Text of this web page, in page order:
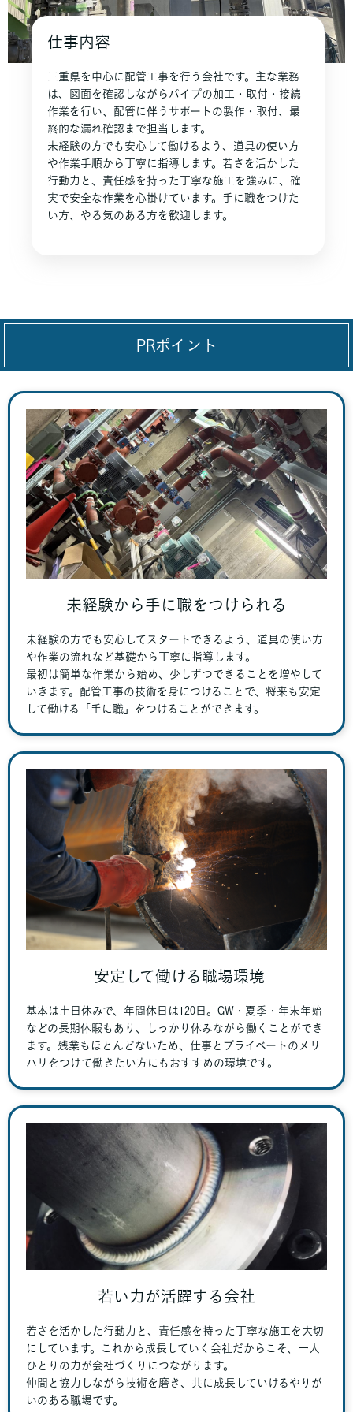
仕事内容
三重県を中心に配管工事を行う会社です。主な業務
は、図面を確認しながらパイプの加工・取付・接続
作業を行い、配管に伴うサポートの製作・取付、最
終的な漏れ確認まで担当します。
未経験の方でも安心して働けるよう、道具の使い方
や作業手順から丁寧に指導します。若さを活かした
行動力と、責任感を持った丁寧な施工を強みに、確
実で安全な作業を心掛けています。手に職をつけた
い方、やる気のある方を歓迎します。
PRポイント
未経験から手に職をつけられる
未経験の方でも安心してスタートできるよう、道具の使い方
や作業の流れなど基礎から丁寧に指導します。
最初は簡単な作業から始め、少しずつできることを増やして
いきます。配管工事の技術を身につけることで、将来も安定
して働ける「手に職」をつけることができます。
安定して働ける職場環境
基本は土日休みで、年間休日は120日。GW・夏季・年末年始
などの長期休暇もあり、しっかり休みながら働くことができ
ます。残業もほとんどないため、仕事とプライベートのメリ
ハリをつけて働きたい方にもおすすめの環境です。
若い力が活躍する会社
若さを活かした行動力と、責任感を持った丁寧な施工を大切
にしています。これから成長していく会社だからこそ、一人
ひとりの力が会社づくりにつながります。
仲間と協力しながら技術を磨き、共に成長していけるやりが
いのある職場です。